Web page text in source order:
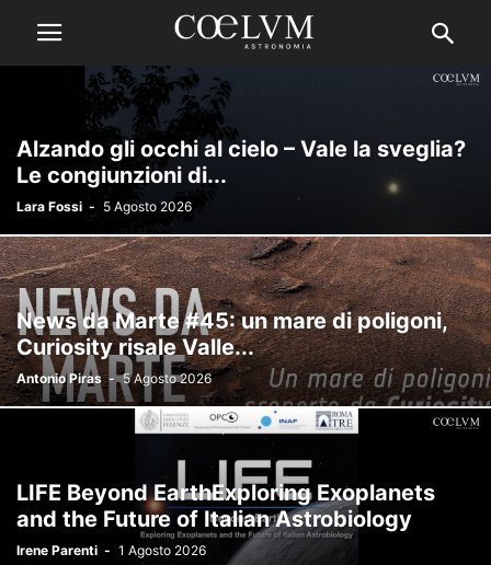
Alzando gli occhi al cielo – Vale la sveglia?
Le congiunzioni di...
Lara Fossi - 5 Agosto 2026
News da Marte #45: un mare di poligoni,
Curiosity risale Valle...
Antonio Piras - 5 Agosto 2026
LIFE Beyond EarthExploring Exoplanets
and the Future of Italian Astrobiology
Irene Parenti - 1 Agosto 2026